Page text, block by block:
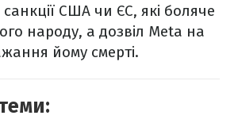
США чи ЄС, які боляче
народу, а дозвіл Meta на
йому смерті.